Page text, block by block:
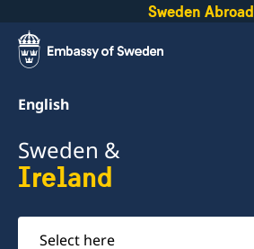
Sweden Abroad
English
Sweden &
Ireland
Select